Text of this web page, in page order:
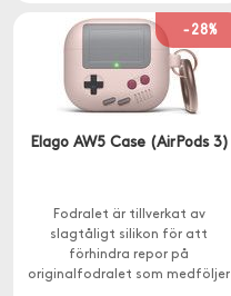
-28%
Elago AW5 Case (AirPods 3)
Fodralet är tillverkat av
slagtåligt silikon för att
förhindra repor på
originalfodralet som medföljer